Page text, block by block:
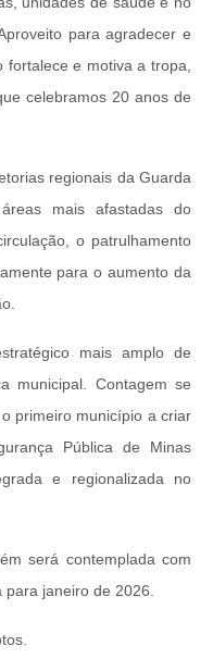
para agradecer e
e motiva a tropa,
celebramos 20 anos de
regionais da Guarda
mais afastadas do
o patrulhamento
para o aumento da
mais amplo de
municipal. Contagem se
primeiro município a criar
Pública de Minas
e regionalizada no
será contemplada com
janeiro de 2026.